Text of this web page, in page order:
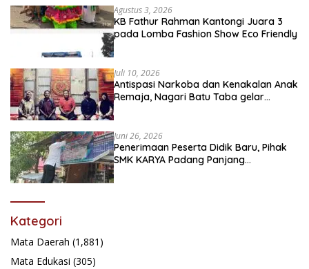
Agustus 3, 2026
KB Fathur Rahman Kantongi Juara 3
pada Lomba Fashion Show Eco Friendly
Juli 10, 2026
Antispasi Narkoba dan Kenakalan Anak
Remaja, Nagari Batu Taba gelar
Juni 26, 2026
Penerimaan Peserta Didik Baru, Pihak
SMK KARYA Padang Panjang
Kategori
Mata Daerah (1,881)
Mata Edukasi (305)